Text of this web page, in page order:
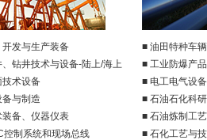
发与生产装备
钻井技术与设备-陆上/海上
技术设备
与制造
备、仪器仪表
控制系统和现场总线
■ 油田特种车辆
■ 工业防爆产品
■ 电工电气设
■ 石油石化科
■ 石油炼制工
■ 石化工艺与